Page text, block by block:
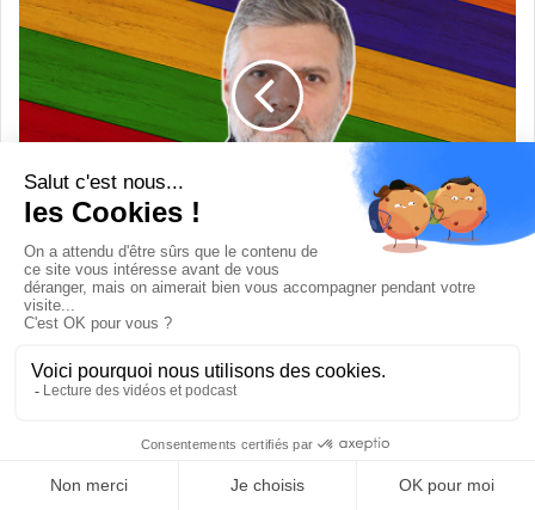
Cityscoot: «On a perdu 9 mois dans notre
développement»